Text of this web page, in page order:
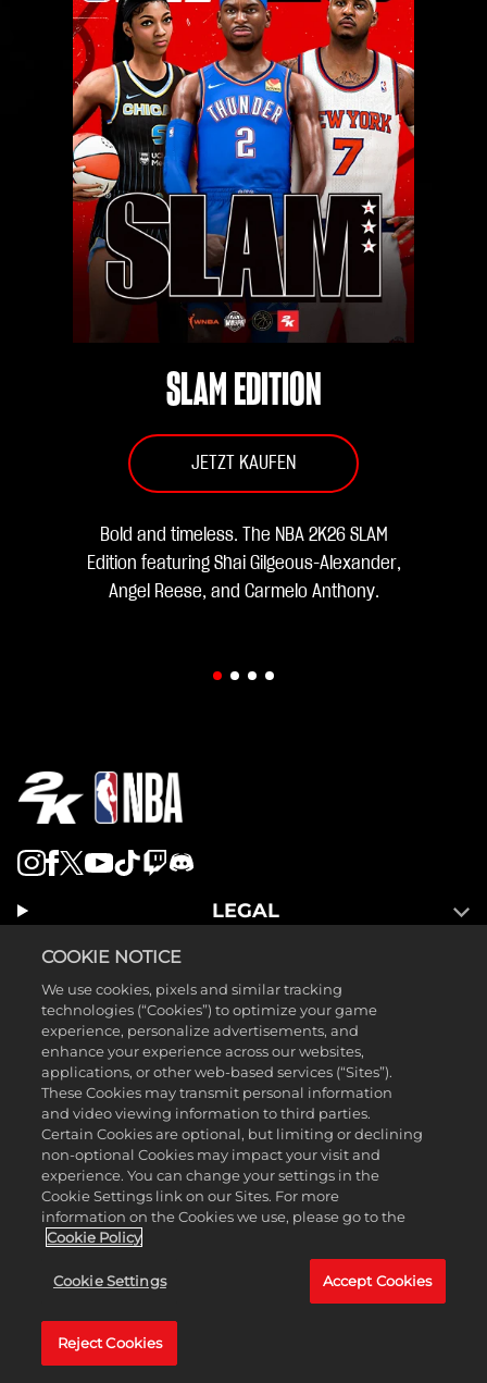
SLAM EDITION
JETZT KAUFEN
Bold and timeless. The NBA 2K26 SLAM
Edition featuring Shai Gilgeous-Alexander,
Angel Reese, and Carmelo Anthony.
LEGAL
COOKIE NOTICE
We use cookies, pixels and similar tracking
technologies (“Cookies”) to optimize your game
experience, personalize advertisements, and
enhance your experience across our websites,
applications, or other web-based services (“Sites”).
These Cookies may transmit personal information
and video viewing information to third parties.
Certain Cookies are optional, but limiting or declining
non-optional Cookies may impact your visit and
experience. You can change your settings in the
Cookie Settings link on our Sites. For more
information on the Cookies we use, please go to the
Cookie Policy
Cookie Settings Accept Cookies
Reject Cookies